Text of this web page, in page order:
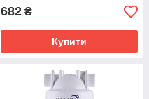
682 ₴
Купити